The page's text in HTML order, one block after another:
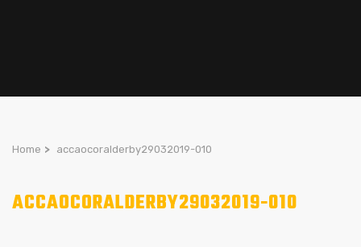
Home > accaocoralderby29032019-010
ACCAOCORALDERBY29032019-010